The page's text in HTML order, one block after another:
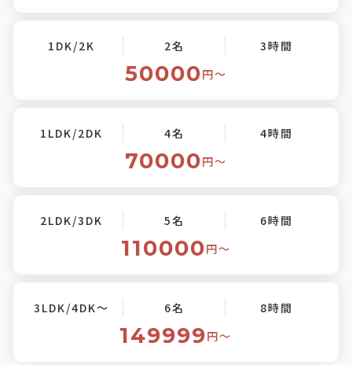
1DK/2K 2名 3時間
50000円〜
1LDK/2DK 4名 4時間
70000円〜
2LDK/3DK 5名 6時間
110000円〜
3LDK/4DK～ 6名 8時間
149999円〜